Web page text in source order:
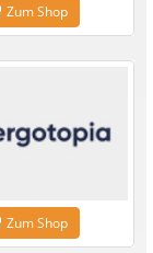
Zum Shop
Zum Shop